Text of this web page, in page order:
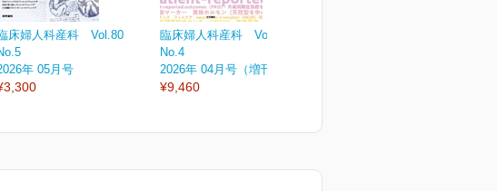
床婦人科産科 Vol.80
年 05月号
臨床婦人科産科 Vol.80
No.4
2026年 04月号（増刊号）
¥9,460